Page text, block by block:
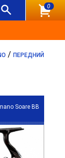
0
/ ПЕРЕДНИЙ
Soare BB